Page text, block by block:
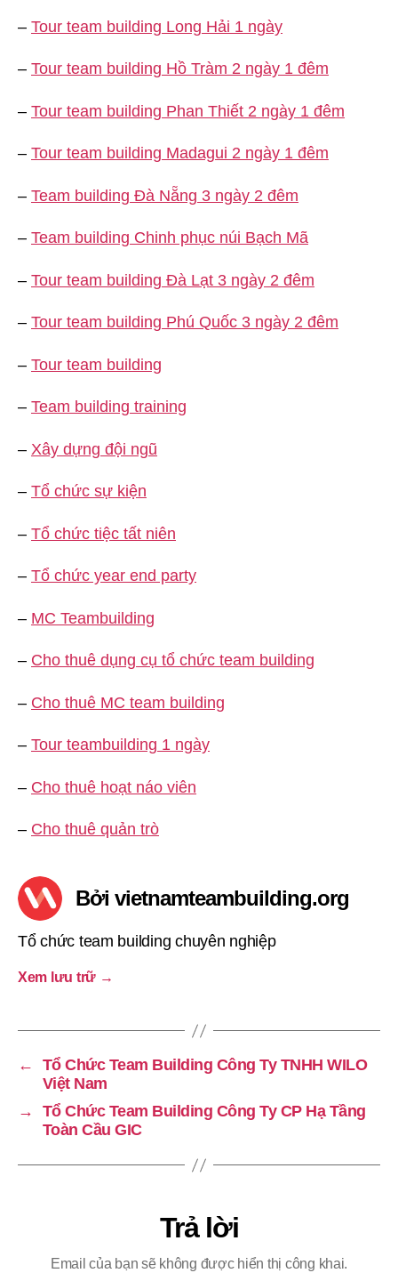
– Tour team building Long Hải 1 ngày
– Tour team building Hồ Tràm 2 ngày 1 đêm
– Tour team building Phan Thiết 2 ngày 1 đêm
– Tour team building Madagui 2 ngày 1 đêm
– Team building Đà Nẵng 3 ngày 2 đêm
– Team building Chinh phục núi Bạch Mã
– Tour team building Đà Lạt 3 ngày 2 đêm
– Tour team building Phú Quốc 3 ngày 2 đêm
– Tour team building
– Team building training
– Xây dựng đội ngũ
– Tổ chức sự kiện
– Tổ chức tiệc tất niên
– Tổ chức year end party
– MC Teambuilding
– Cho thuê dụng cụ tổ chức team building
– Cho thuê MC team building
– Tour teambuilding 1 ngày
– Cho thuê hoạt náo viên
– Cho thuê quản trò
Bởi vietnamteambuilding.org
Tổ chức team building chuyên nghiệp
Xem lưu trữ →
←
Tổ Chức Team Building Công Ty TNHH WILO
Việt Nam
→
Tổ Chức Team Building Công Ty CP Hạ Tầng
Toàn Cầu GIC
Trả lời
Email của bạn sẽ không được hiển thị công khai.